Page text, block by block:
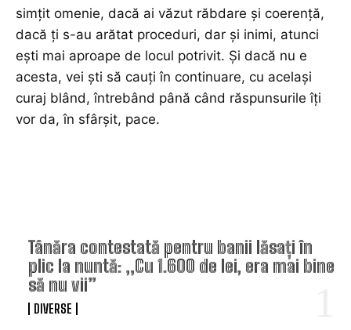
Tânăra contestată pentru banii lăsați în
plic la nuntă: „Cu 1.600 de lei, era mai bine
să nu vii”
DIVERSE
simțit omenie, dacă ai văzut răbdare și coerență,
dacă ți s-au arătat proceduri, dar și inimi, atunci
ești mai aproape de locul potrivit. Și dacă nu e
acesta, vei ști să cauți în continuare, cu același
curaj blând, întrebând până când răspunsurile îți
vor da, în sfârșit, pace.